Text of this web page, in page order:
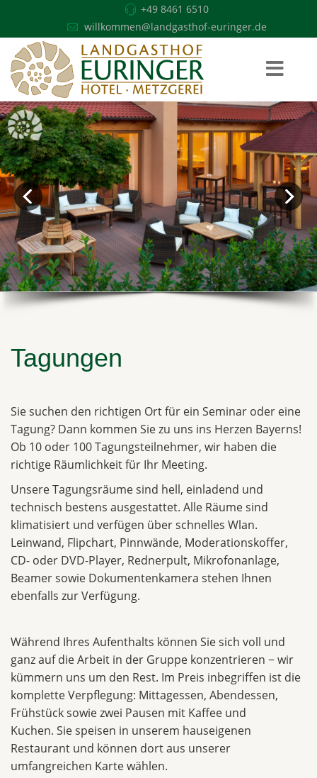
+49 8461 6510
willkommen@landgasthof-euringer.de
Tagungen
Sie suchen den richtigen Ort für ein Seminar oder eine
Tagung? Dann kommen Sie zu uns ins Herzen Bayerns!
Ob 10 oder 100 Tagungsteilnehmer, wir haben die
richtige Räumlichkeit für Ihr Meeting.
Unsere Tagungsräume sind hell, einladend und
technisch bestens ausgestattet. Alle Räume sind
klimatisiert und verfügen über schnelles Wlan.
Leinwand, Flipchart, Pinnwände, Moderationskoffer,
CD- oder DVD-Player, Rednerpult, Mikrofonanlage,
Beamer sowie Dokumentenkamera stehen Ihnen
ebenfalls zur Verfügung.
Während Ihres Aufenthalts können Sie sich voll und
ganz auf die Arbeit in der Gruppe konzentrieren − wir
kümmern uns um den Rest. Im Preis inbegriffen ist die
komplette Verpflegung: Mittagessen, Abendessen,
Frühstück sowie zwei Pausen mit Kaffee und
Kuchen. Sie speisen in unserem hauseigenen
Restaurant und können dort aus unserer
umfangreichen Karte wählen.